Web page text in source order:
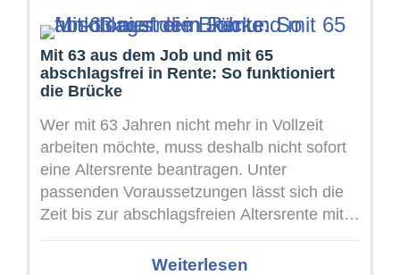
Mit 63 aus dem Job und mit 65
abschlagsfrei in Rente: So funktioniert
die Brücke
Wer mit 63 Jahren nicht mehr in Vollzeit
arbeiten möchte, muss deshalb nicht sofort
eine Altersrente beantragen. Unter
passenden Voraussetzungen lässt sich die
Zeit bis zur abschlagsfreien Altersrente mit
einer ...
Weiterlesen